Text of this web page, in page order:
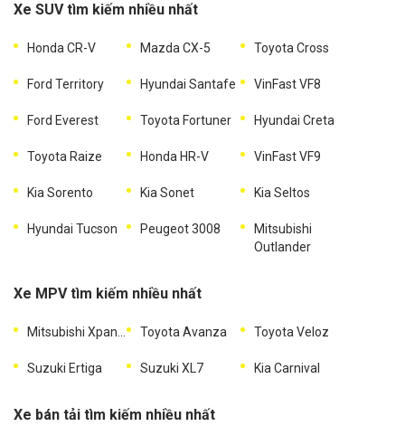
Xe SUV tìm kiếm nhiều nhất
Honda CR-V Mazda CX-5 Toyota Cross
Ford Territory Hyundai Santafe VinFast VF8
Ford Everest Toyota Fortuner Hyundai Creta
Toyota Raize Honda HR-V VinFast VF9
Kia Sorento Kia Sonet Kia Seltos
Hyundai Tucson Peugeot 3008
Mitsubishi
Outlander
Xe MPV tìm kiếm nhiều nhất
Toyota Avanza Toyota Veloz
Suzuki Ertiga Suzuki XL7 Kia Carnival
Xe bán tải tìm kiếm nhiều nhất